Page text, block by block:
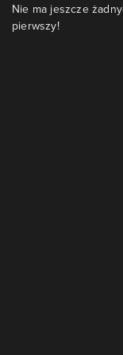
Nie ma jeszcze
pierwszy!